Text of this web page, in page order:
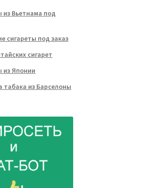
из Вьетнама под
сигареты под заказ
сигарет
из Японии
табака из Барселоны